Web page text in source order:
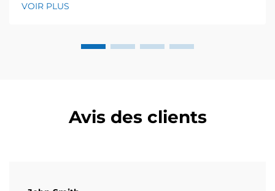
retour sur investissement (ROI). Obtenez dès
VOIR PLUS
Avis des clients